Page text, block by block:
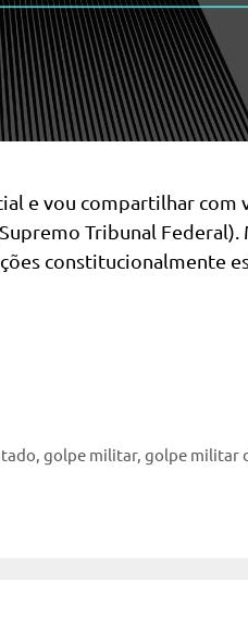
e vou compartilhar com
Tribunal
constitucionalmente
,golpe militar,golpe militar